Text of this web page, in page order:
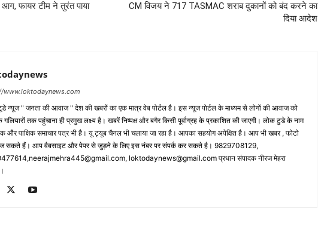
फायर टीम ने तुरंत पाया
CM विजय ने 717 TASMAC शराब दुकानों को बंद करने का
दिया आदेश
www.loktodaynews.com
न्यूज " जनता की आवाज " देश की खबरों का एक मात्र वेब पोर्टल है। इस न्यूज पोर्टल के माध्यम से लोगों की आवाज को
गलियारों तक पहुंचाना ही प्रमुख लक्ष्य है। खबरें निष्पक्ष और बगैर किसी पूर्वाग्रह के प्रकाशित की जाएगी। लोक टुडे के नाम
और पाक्षिक समाचार पत्र भी है। यू ट्यूब चैनल भी चलाया जा रहा है। आपका सहयोग अपेक्षित है। आप भी खबर , फोटो
सकते हैं। आप वैबसाइट और पेपर से जुड़ने के लिए इस नंबर पर संपर्क कर सकते है। 9829708129,
loktodaynews@gmail.com प्रधान संपादक नीरज मेहरा